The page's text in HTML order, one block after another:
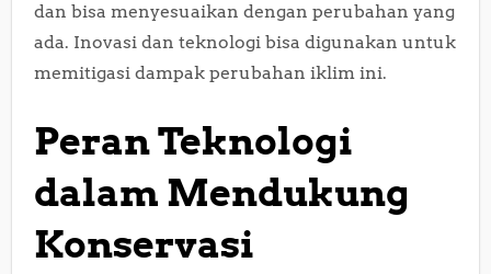
dan bisa menyesuaikan dengan perubahan yang
ada. Inovasi dan teknologi bisa digunakan untuk
memitigasi dampak perubahan iklim ini.
Peran Teknologi
dalam Mendukung
Konservasi